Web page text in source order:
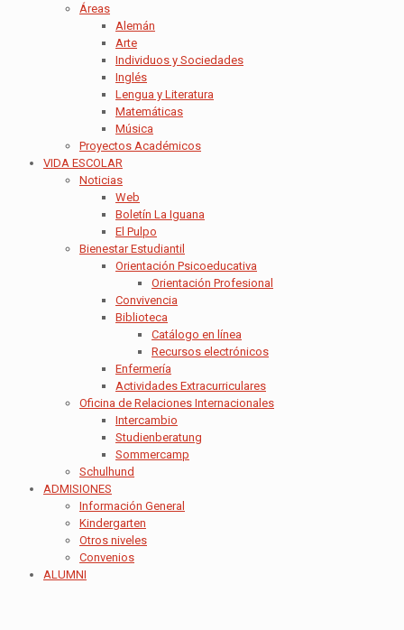
Áreas
Alemán
Arte
Individuos y Sociedades
Inglés
Lengua y Literatura
Matemáticas
Música
Proyectos Académicos
VIDA ESCOLAR
Noticias
Web
Boletín La Iguana
El Pulpo
Bienestar Estudiantil
Orientación Psicoeducativa
Orientación Profesional
Convivencia
Biblioteca
Catálogo en línea
Recursos electrónicos
Enfermería
Actividades Extracurriculares
Oficina de Relaciones Internacionales
Intercambio
Studienberatung
Sommercamp
Schulhund
ADMISIONES
Información General
Kindergarten
Otros niveles
Convenios
ALUMNI